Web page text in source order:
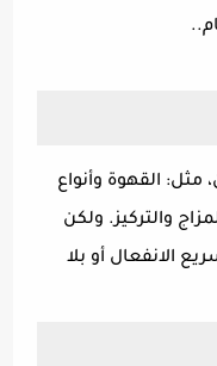
مثل: القهوة وأنواع
والتركيز. ولكن
الانفعال أو بلا